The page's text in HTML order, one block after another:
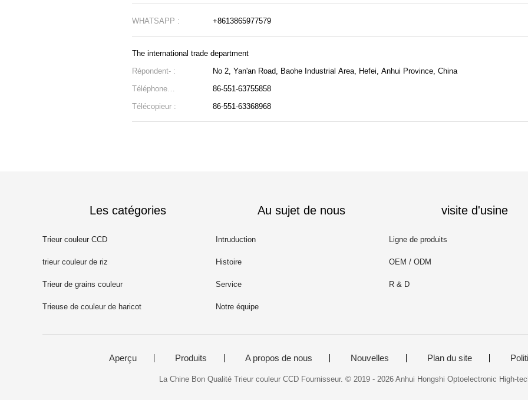
WHATSAPP : +8613865977579
The international trade department
Répondent- :
No 2, Yan'an Road, Baohe Industrial Area, Hefei, Anhui Province, China
Téléphone
professionnel :
86-551-63755858
Télécopieur :
86-551-63368968
Les catégories
Trieur couleur CCD
trieur couleur de riz
Trieur de grains couleur
Trieuse de couleur de haricot
Au sujet de nous
Intruduction
Histoire
Service
Notre équipe
visite d'usine
Ligne de produits
OEM / ODM
R & D
Aperçu Produits A propos de nous Nouvelles Plan du site
La Chine Bon Qualité Trieur couleur CCD Fournisseur. © 2019 - 2026 Anhui Hongshi Optoelectronic High-